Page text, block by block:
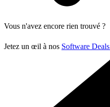
Vous n'avez encore rien trouvé ?
Jetez un œil à nos Software Deals